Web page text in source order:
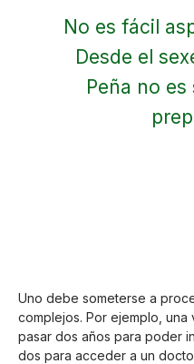
No es fácil
Desde el
Peña no
Uno debe someterse a
complejos. Por ejemplo,
pasar dos años para poder
dos para acceder a un